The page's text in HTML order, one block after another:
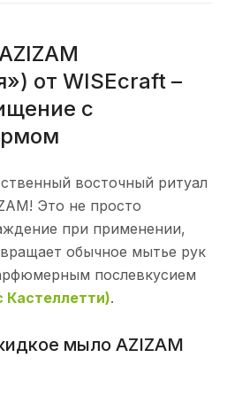
от WISEcraft –
с
восточный ритуал
Это не просто
при применении,
обычное мытье рук
послевкусием
Кастеллетти).
мыло AZIZAM